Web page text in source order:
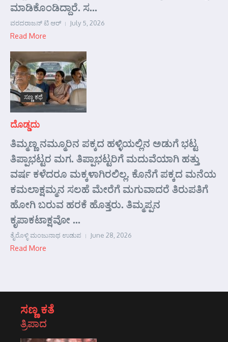
ಮಾಡಿಕೊಂಡಿದ್ದಾರೆ. ಸ...
ವರದರಾಜನ್ ಟಿ ಆರ್ July 5, 2026
Read More
ಸಣ್ಣ ಕಥೆ
ದೊಡ್ಡದು
ತಿಮ್ಮಣ್ಣ ನಮ್ಮೂರಿನ ಪಕ್ಕದ ಹಳ್ಳಿಯಲ್ಲಿನ ಅಡುಗೆ ಭಟ್ಟ
ತಿಪ್ಪಾಭಟ್ಟರ ಮಗ. ತಿಪ್ಪಾಭಟ್ಟರಿಗೆ ಮದುವೆಯಾಗಿ ಹತ್ತು
ವರ್ಷ ಕಳೆದರೂ ಮಕ್ಕಳಾಗಿರಲಿಲ್ಲ. ಕೊನೆಗೆ ಪಕ್ಕದ ಮನೆಯ
ಕಮಲಾಕ್ಷಮ್ಮನ ಸಲಹೆ ಮೇರೆಗೆ ಮಗುವಾದರೆ ತಿರುಪತಿಗೆ
ಹೋಗಿ ಬರುವ ಹರಕೆ ಹೊತ್ತರು. ತಿಮ್ಮಪ್ಪನ
ಕೃಪಾಕಟಾಕ್ಷವೋ ...
ತೈರೊಳ್ಳಿ ಮಂಜುನಾಥ ಉಡುಪ June 28, 2026
Read More
ಸಣ್ಣ ಕತೆ
ತ್ರಿಪಾದ